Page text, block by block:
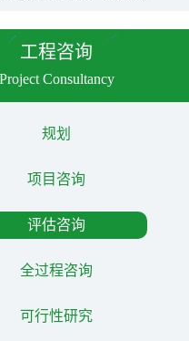
工程咨询
Project Consultancy
规划
项目咨询
评估咨询
全过程咨询
可行性研究